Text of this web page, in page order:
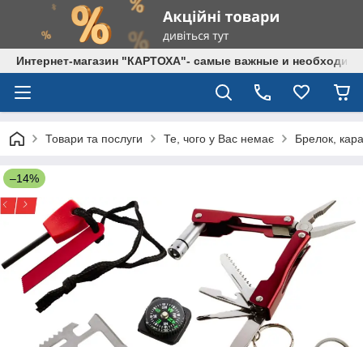
Интернет-магазин "КАРТОХА"- самые важные и
Товари та послуги Те, чого у Вас немає Брелок,
–14%